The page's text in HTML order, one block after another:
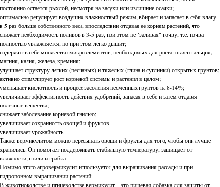
постоянно остается рыхлой, несмотря на засухи или излишние осадки;
оптимально регулирует воздушно-влажностный режим, вбирает и запасает в себя влагу
в 5 раз больше собственного веса, впоследствии отдавая ее корням растений, что
снижает необходимость поливов в 3-5 раз, при этом не "заливая" почву, т.е. почва
полностью увлажняется, но при этом легко дышит;
содержит в себе множество микроэлементов, необходимых для роста: окиси кальция,
магния, калия, железа, кремния;
улучшает структуру легких (песчаных) и тяжелых (глина и суглинки) открытых грунтов;
активно стимулирует рост корневой системы и растения в целом;
уменьшает кислотность и процесс засоления несменных грунтов на 8-14%;
увеличивает эффективность действия удобрений, запасая в себе и затем отдавая
полезные вещества;
снижает заболевание корневой гнилью;
увеличивает сохранность овощей и фруктов;
увеличивает урожайность.
Также вермикулитом можно пересыпать овощи и фрукты для того, чтобы они лучше
хранились. Он помогает поддерживать стабильную температуру, защищает от
влажности, гнили и грибка.
Помимо этого агровермикулит используется для выращивания рассады и при
гидропонном выращивании растений.
В животноводстве и птицеводстве вермикулит – это пищевая добавка для защиты от